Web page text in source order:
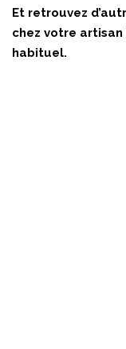
Et retrouvez
chez votre
habituel.